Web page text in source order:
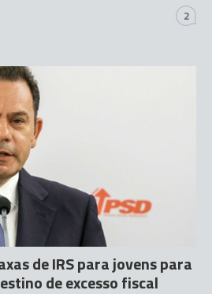
2
de IRS para jovens para
de excesso fiscal